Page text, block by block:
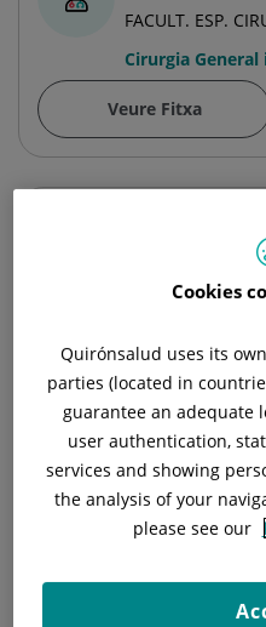
FACULT. ESP.
Cirurgia General
Veure Fitxa
Armando
FACULTATIU
DIGESTIVA
Veure Fitxa
Daniel
FACULTATIU
Cirurgia General
Cookies
Quirónsalud uses its
parties (located in
guarantee an adequate
user authentication,
services and showing
the analysis of your
please see our